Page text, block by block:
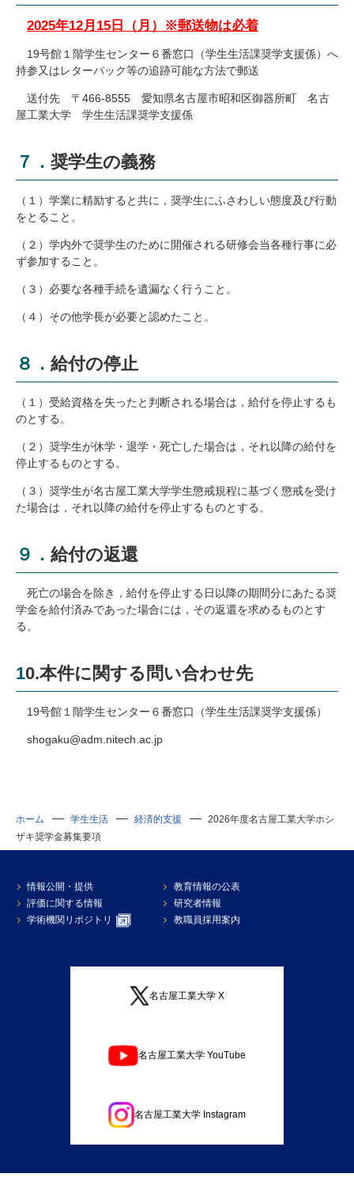
2025年12月15日（月）※郵送物は必着
19号館１階学生センター６番窓口（学生生活課奨学支援係）へ
持参又はレターパック等の追跡可能な方法で郵送
送付先 〒 466-8555 愛知県名古屋市昭和区御器所町 名古
屋工業大学 学生生活課奨学支援係
７．奨学生の義務
（１）学業に精励すると共に，奨学生にふさわしい態度及び行動
をとること。
（２）学内外で奨学生のために開催される研修会当各種行事に必
ず参加すること。
（３）必要な各種手続を遺漏なく行うこと。
（４）その他学長が必要と認めたこと。
８．給付の停止
（１）受給資格を失ったと判断される場合は，給付を停止するも
のとする。
（２）奨学生が休学・退学・死亡した場合は，それ以降の給付を
停止するものとする。
（３）奨学生が名古屋工業大学学生懲戒規程に基づく懲戒を受け
た場合は，それ以降の給付を停止するものとする。
９．給付の返還
死亡の場合を除き，給付を停止する日以降の期間分にあたる奨
学金を給付済みであった場合には，その返還を求めるものとす
る。
10.本件に関する問い合わせ先
19号館１階学生センター６番窓口（学生生活課奨学支援係）
shogaku@adm.nitech.ac.jp
ホーム 学生生活 経済的支援
2026年度名古屋工業大学ホシ
ザキ奨学金募集要項
情報公開・提供
教育情報の公表
評価に関する情報
研究者情報
学術機関リポジトリ
教職員採用案内
名古屋工業大学 X
名古屋工業大学 YouTube
名古屋工業大学 Instagram